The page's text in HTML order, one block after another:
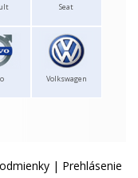
Seat
Volkswagen
| Prehlásenie